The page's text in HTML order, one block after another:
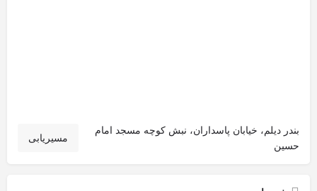
بندر دیلم، خیابان پاسداران، نبش کوچه مسجد امام
حسین
مسیریابی